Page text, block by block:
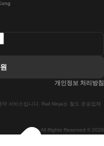
열차
열차
로 가는 고속 열차All Rights Reserved © 2026
서비스입니다. Rail Ninja는 철도 운송업체
개인정보 처리방침